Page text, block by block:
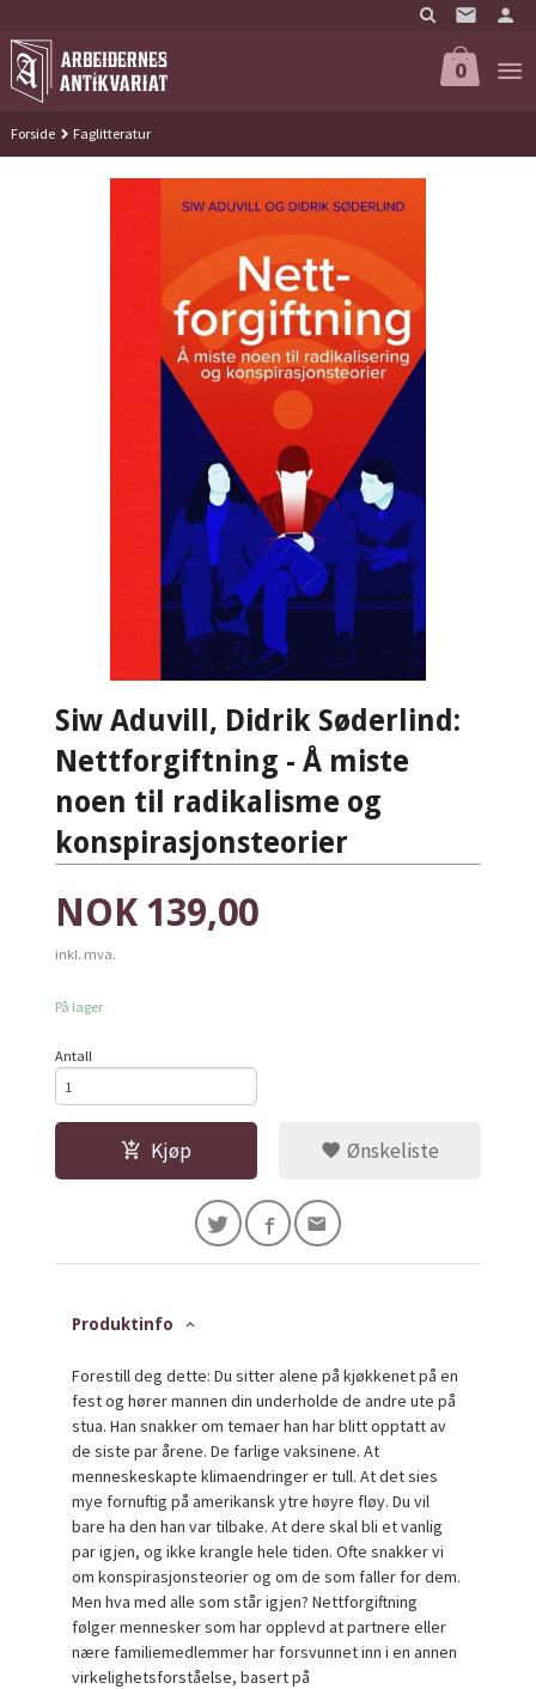
til
innholdet
0
Forside Faglitteratur
Siw Aduvill, Didrik Søderlind:
Nettforgiftning - Å miste
noen til radikalisme og
konspirasjonsteorier
Pris
NOK 139,00
inkl. mva.
På lager
Antall
Kjøp Ønskeliste
Produktinfo
Forestill deg dette: Du sitter alene på kjøkkenet på en
fest og hører mannen din underholde de andre ute på
stua. Han snakker om temaer han har blitt opptatt av
de siste par årene. De farlige vaksinene. At
menneskeskapte klimaendringer er tull. At det sies
mye fornuftig på amerikansk ytre høyre fløy. Du vil
bare ha den han var tilbake. At dere skal bli et vanlig
par igjen, og ikke krangle hele tiden. Ofte snakker vi
om konspirasjonsteorier og om de som faller for dem.
Men hva med alle som står igjen? Nettforgiftning
følger mennesker som har opplevd at partnere eller
nære familiemedlemmer har forsvunnet inn i en annen
virkelighetsforståelse, basert på